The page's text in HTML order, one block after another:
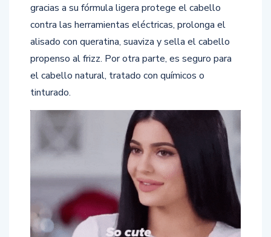
gracias a su fórmula ligera protege el cabello
contra las herramientas eléctricas, prolonga el
alisado con queratina, suaviza y sella el cabello
propenso al frizz. Por otra parte, es seguro para
el cabello natural, tratado con químicos o
tinturado.